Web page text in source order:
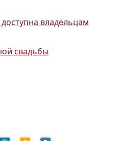
владельцам
свадьбы